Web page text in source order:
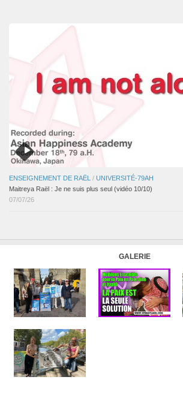
ENSEIGNEMENT DE RAËL / UNIVERSITÉ-79AH
Maitreya Raël : Je ne suis plus seul (vidéo 10/10)
07/07/26
GALERIE